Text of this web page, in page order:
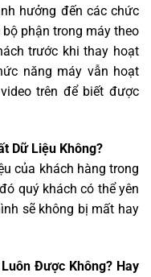
hưởng đến các chức
phận trong máy theo
trước khi thay hoạt
năng máy vẫn hoạt
trên để biết được
Dữ Liệu Không?
của khách hàng trong
quý khách có thể yên
sẽ không bị mất hay
Được Không? Hay